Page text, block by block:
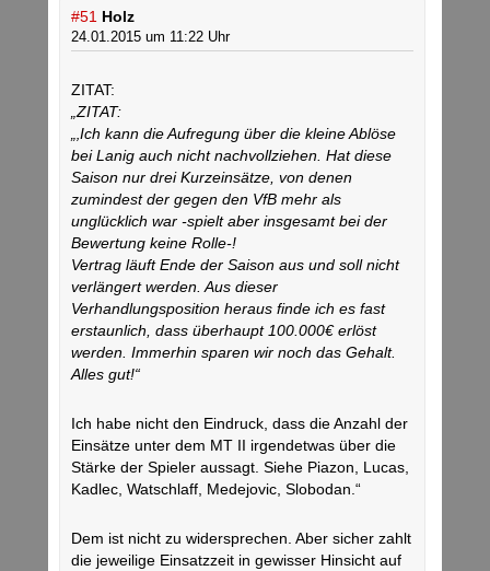
#51 Holz
24.01.2015 um 11:22 Uhr
ZITAT:
„ZITAT:
„‚Ich kann die Aufregung über die kleine Ablöse
bei Lanig auch nicht nachvollziehen. Hat diese
Saison nur drei Kurzeinsätze, von denen
zumindest der gegen den VfB mehr als
unglücklich war -spielt aber insgesamt bei der
Bewertung keine Rolle-!
Vertrag läuft Ende der Saison aus und soll nicht
verlängert werden. Aus dieser
Verhandlungsposition heraus finde ich es fast
erstaunlich, dass überhaupt 100.000€ erlöst
werden. Immerhin sparen wir noch das Gehalt.
Alles gut!“
Ich habe nicht den Eindruck, dass die Anzahl der
Einsätze unter dem MT II irgendetwas über die
Stärke der Spieler aussagt. Siehe Piazon, Lucas,
Kadlec, Watschlaff, Medejovic, Slobodan.“
Dem ist nicht zu widersprechen. Aber sicher zahlt
die jeweilige Einsatzzeit in gewisser Hinsicht auf